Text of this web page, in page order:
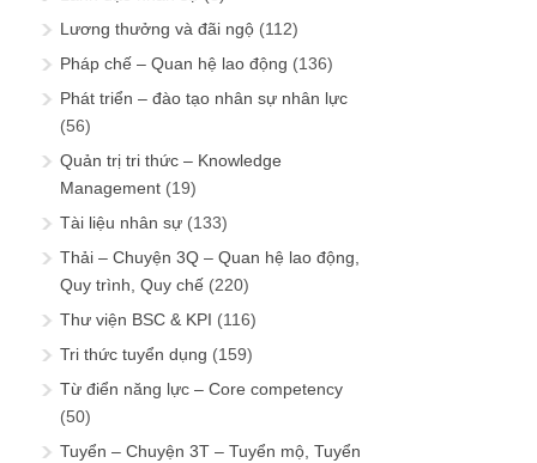
Lương thưởng và đãi ngộ (112)
Pháp chế – Quan hệ lao động (136)
Phát triển – đào tạo nhân sự nhân lực
(56)
Quản trị tri thức – Knowledge
Management (19)
Tài liệu nhân sự (133)
Thải – Chuyện 3Q – Quan hệ lao động,
Quy trình, Quy chế (220)
Thư viện BSC & KPI (116)
Tri thức tuyển dụng (159)
Từ điển năng lực – Core competency
(50)
Tuyển – Chuyện 3T – Tuyển mộ, Tuyển